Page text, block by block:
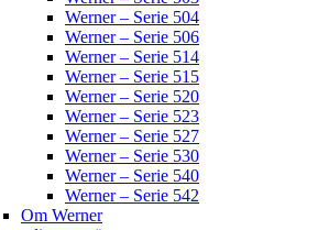
Werner – Serie 504
Werner – Serie 506
Werner – Serie 514
Werner – Serie 515
Werner – Serie 520
Werner – Serie 523
Werner – Serie 527
Werner – Serie 530
Werner – Serie 540
Werner – Serie 542
Om Werner